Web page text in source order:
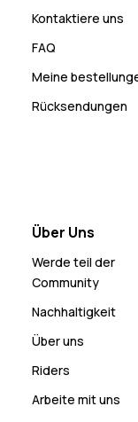
Kontaktiere uns
FAQ
Meine
Rücksendungen
Über Uns
Werde teil der
Community
Nachhaltigkeit
Über uns
Riders
Arbeite mit uns